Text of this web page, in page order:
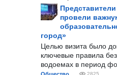
провели
город»
Целью визита было
ключевые правила
водоемах в период
2825